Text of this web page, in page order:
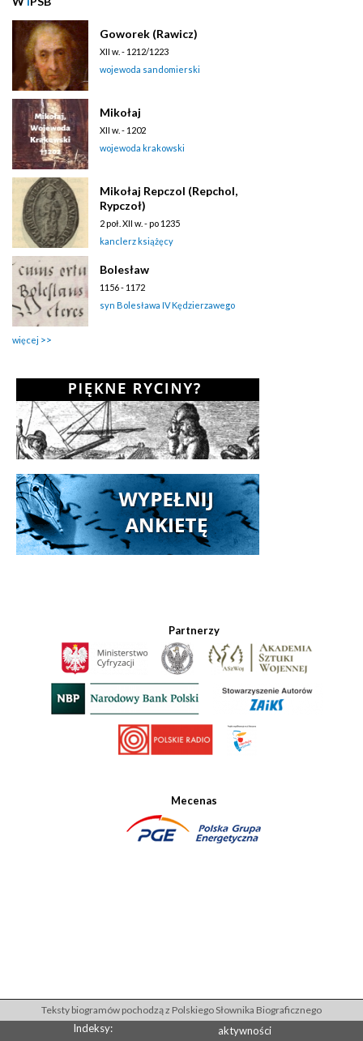
Goworek (Rawicz)
XII w. - 1212/1223
wojewoda sandomierski
Mikołaj
XII w. - 1202
wojewoda krakowski
Mikołaj Repczol (Repchol,
Rypczoł)
2 poł. XII w. - po 1235
kanclerz książęcy
Bolesław
1156 - 1172
syn Bolesława IV Kędzierzawego
więcej
Partnerzy
Mecenas
Teksty biogramów pochodzą z Polskiego Słownika Biograficznego
Indeksy: aktywności